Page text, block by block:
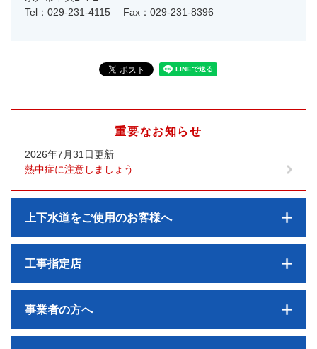
Tel：029-231-4115
Fax：029-231-8396
重要なお知らせ
2026年7月31日更新
熱中症に注意しましょう
上下水道をご使用のお客様へ
工事指定店
事業者の方へ